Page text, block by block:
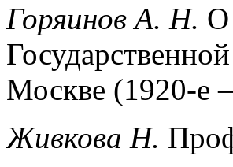
Горяинов А. Н. О
Москве (1920-е
Живкова Н.